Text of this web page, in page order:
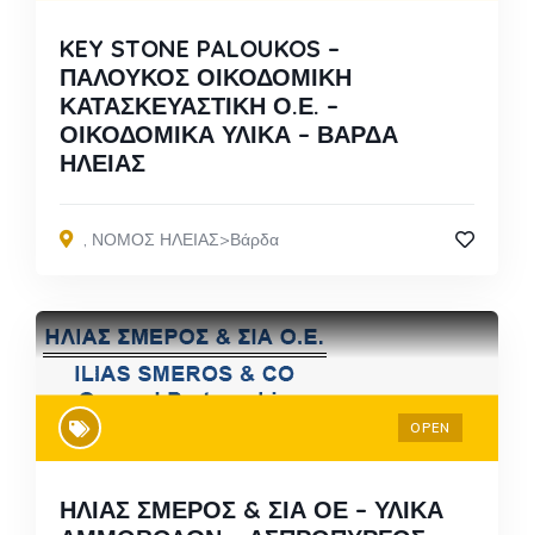
KEY STONE PALOUKOS –
ΠΑΛΟΥΚΟΣ ΟΙΚΟΔΟΜΙΚΗ
ΚΑΤΑΣΚΕΥΑΣΤΙΚΗ Ο.Ε. –
ΟΙΚΟΔΟΜΙΚΑ ΥΛΙΚΑ – ΒΑΡΔΑ
ΗΛΕΙΑΣ
, ΝΟΜΟΣ ΗΛΕΙΑΣ>Βάρδα
OPEN
ΗΛΙΑΣ ΣΜΕΡΟΣ & ΣΙΑ ΟΕ – ΥΛΙΚΑ